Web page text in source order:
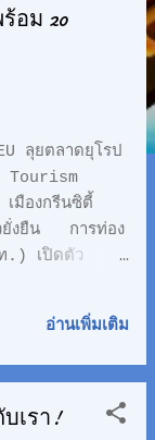
อม 20
ลุยตลาดยุโรป
Tourism
มืองกรีนซิตี้
ยั่งยืน การท่อง
.) เปิดตัว
เมืองกรีนซิตี้
งยืนของไทย สู่
รป (EU) ที่เข้ม
น พร้อมชิงความ
กมรุกเชิงนโยบาย
อ่านเพิ่มเติม
เรา!